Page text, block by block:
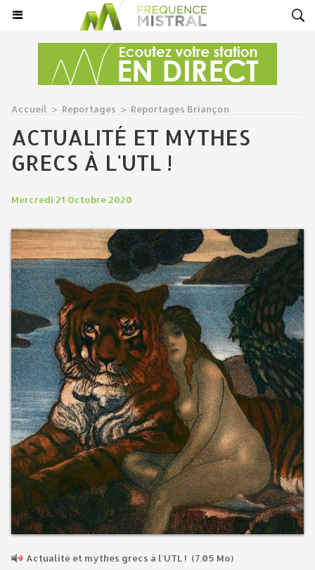
Accueil > Reportages > Reportages Briançon
ACTUALITÉ ET MYTHES
GRECS À L'UTL !
Mercredi 21 Octobre 2020
Actualité et mythes grecs à l'UTL ! (7.05 Mo)